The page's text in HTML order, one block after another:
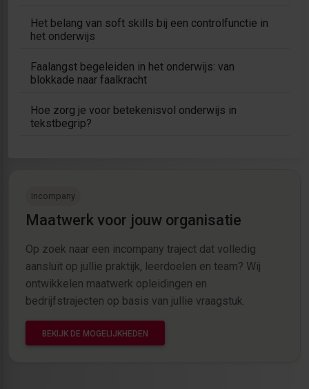
Het belang van soft skills bij een controlfunctie in
het onderwijs
Faalangst begeleiden in het onderwijs: van
blokkade naar faalkracht
Hoe zorg je voor betekenisvol onderwijs in
tekstbegrip?
Incompany
Maatwerk voor jouw organisatie
Op zoek naar een incompany traject dat volledig
aansluit op jullie praktijk, leerdoelen en team? Wij
ontwikkelen maatwerk opleidingen en
bedrijfstrajecten op basis van jullie vraagstuk.
BEKIJK DE MOGELIJKHEDEN